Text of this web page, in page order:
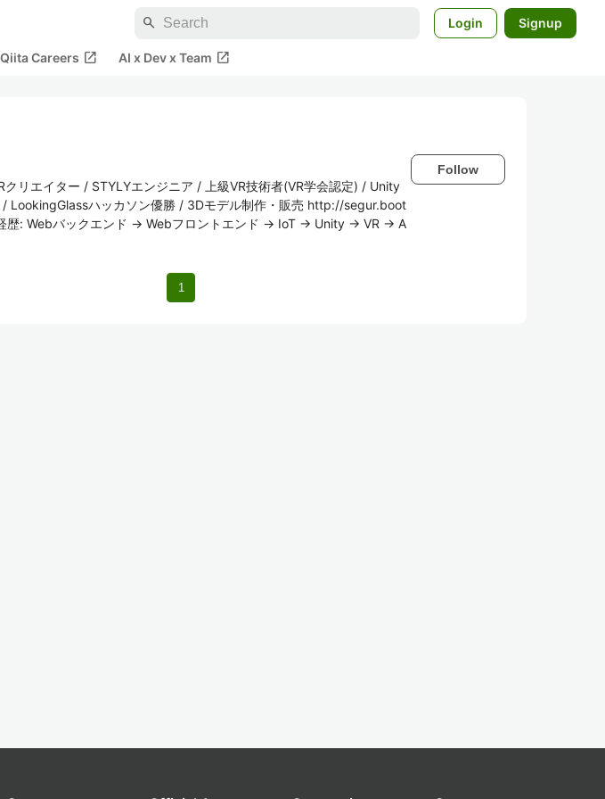
search Login Signup
Qiita Careers open_in_new AI x Dev x Team open_in_new
クリエイター / STYLYエンジニア / 上級VR技術者(VR学会認定) / Unity
/ LookingGlassハッカソン優勝 / 3Dモデル制作・販売 http://segur.boot
歴: Webバックエンド → Webフロントエンド → IoT → Unity → VR → A
Follow
1